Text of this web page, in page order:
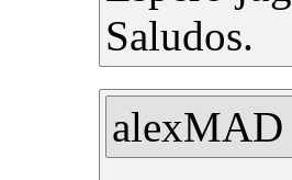
Saludos.
alexMAD